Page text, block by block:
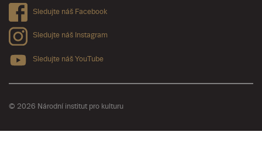
Sledujte náš Facebook
Sledujte náš Instagram
Sledujte náš YouTube
© 2026 Národní institut pro kulturu